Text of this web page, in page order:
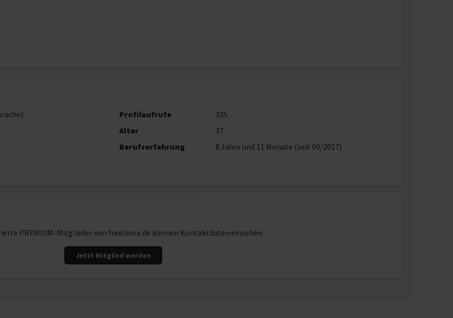
Profilaufrufe
335
Alter
37
Berufserfahrung
8 Jahre und 11 Monate (seit 09/2017)
PREMIUM-Mitglieder von freelance.de können Kontaktdaten einsehen.
Jetzt Mitglied werden